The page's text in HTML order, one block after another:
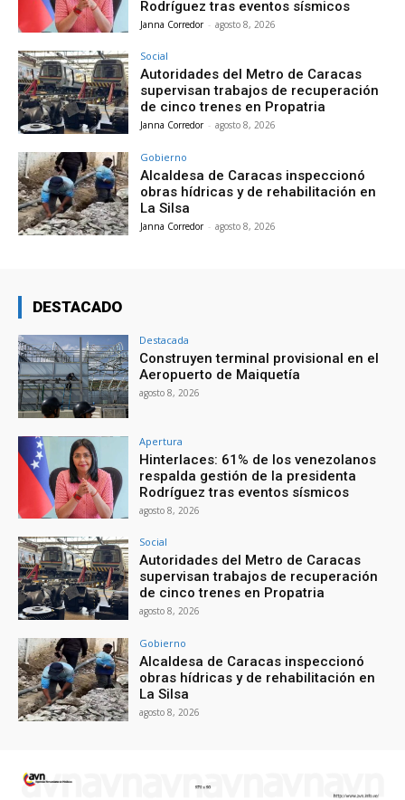
Rodríguez tras eventos sísmicos
Janna Corredor - agosto 8, 2026
Social
Autoridades del Metro de Caracas
supervisan trabajos de recuperación
de cinco trenes en Propatria
Janna Corredor - agosto 8, 2026
Gobierno
Alcaldesa de Caracas inspeccionó
obras hídricas y de rehabilitación en
La Silsa
Janna Corredor - agosto 8, 2026
DESTACADO
Destacada
Construyen terminal provisional en el
Aeropuerto de Maiquetía
agosto 8, 2026
Apertura
Hinterlaces: 61% de los venezolanos
respalda gestión de la presidenta
Rodríguez tras eventos sísmicos
agosto 8, 2026
Social
Autoridades del Metro de Caracas
supervisan trabajos de recuperación
de cinco trenes en Propatria
agosto 8, 2026
Gobierno
Alcaldesa de Caracas inspeccionó
obras hídricas y de rehabilitación en
La Silsa
agosto 8, 2026